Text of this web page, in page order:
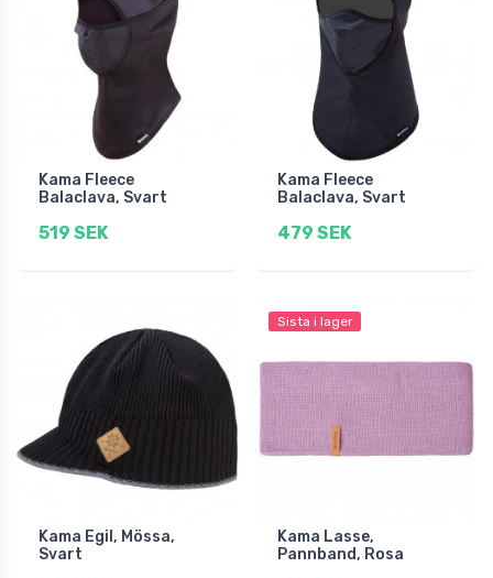
Kama Fleece
Balaclava, Svart
519 SEK
Kama Fleece
Balaclava, Svart
479 SEK
Kama Egil, Mössa,
Svart
Sista i lager
Kama Lasse,
Pannband, Rosa